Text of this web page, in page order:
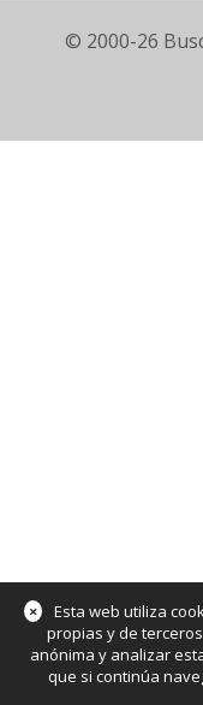
© 2000-26
×
Esta web utiliza
propias y de
anónima y analizar
que si continúa